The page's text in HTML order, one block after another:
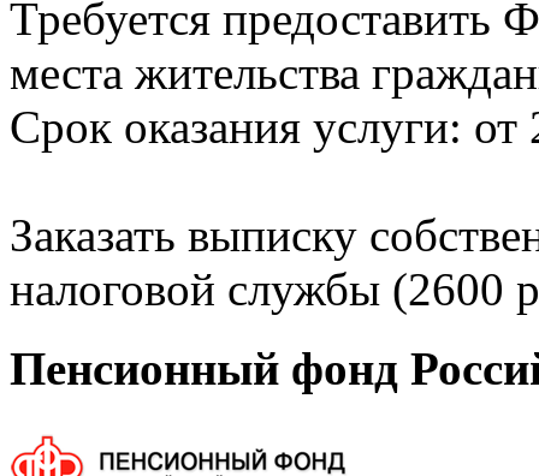
Требуется
места жительства
Срок оказания услуги: от
Заказать выписку
налоговой службы (2600
Пенсионный фонд